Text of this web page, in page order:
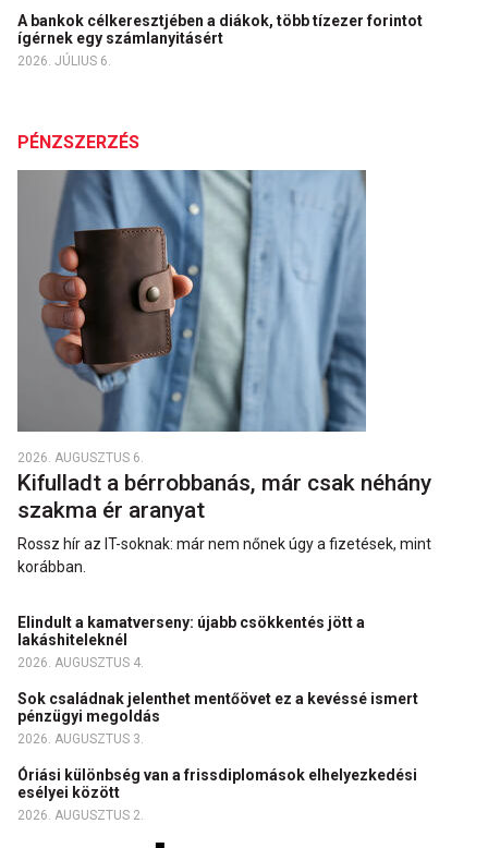
A bankok célkeresztjében a diákok, több tízezer forintot
ígérnek egy számlanyitásért
2026. JÚLIUS 6.
PÉNZSZERZÉS
2026. AUGUSZTUS 6.
Kifulladt a bérrobbanás, már csak néhány
szakma ér aranyat
Rossz hír az IT-soknak: már nem nőnek úgy a fizetések, mint
korábban.
Elindult a kamatverseny: újabb csökkentés jött a
lakáshiteleknél
2026. AUGUSZTUS 4.
Sok családnak jelenthet mentőövet ez a kevéssé ismert
pénzügyi megoldás
2026. AUGUSZTUS 3.
Óriási különbség van a frissdiplomások elhelyezkedési
esélyei között
2026. AUGUSZTUS 2.